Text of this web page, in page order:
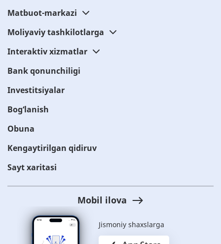
Matbuot-markazi
Moliyaviy tashkilotlarga
Interaktiv xizmatlar
Bank qonunchiligi
Investitsiyalar
Bog‘lanish
Obuna
Kengaytirilgan qidiruv
Sayt xaritasi
Mobil ilova
Jismoniy shaxslarga